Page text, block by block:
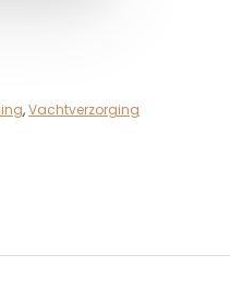
,Vachtverzorging